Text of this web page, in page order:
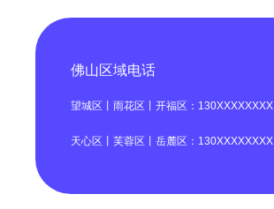
佛山区域电话
望城区丨雨花区丨开福区：130XXXXXXXX
天心区丨芙蓉区丨岳麓区：130XXXXXXXX